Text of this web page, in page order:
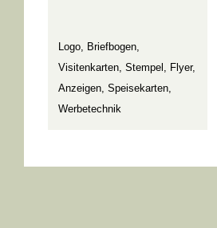
Logo, Briefbogen,
Visitenkarten, Stempel, Flyer,
Anzeigen, Speisekarten,
Werbetechnik